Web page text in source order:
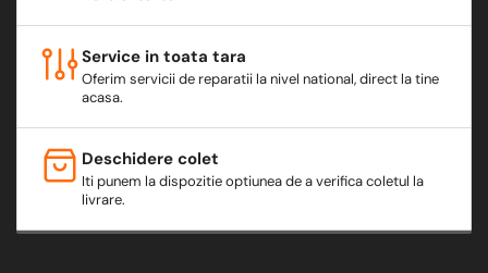
Service in toata tara
Oferim servicii de reparatii la nivel national, direct la tine
acasa.
Deschidere colet
Iti punem la dispozitie optiunea de a verifica coletul la
livrare.